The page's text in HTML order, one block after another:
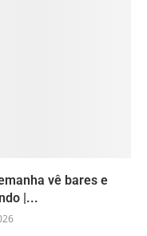
vê bares e
|...